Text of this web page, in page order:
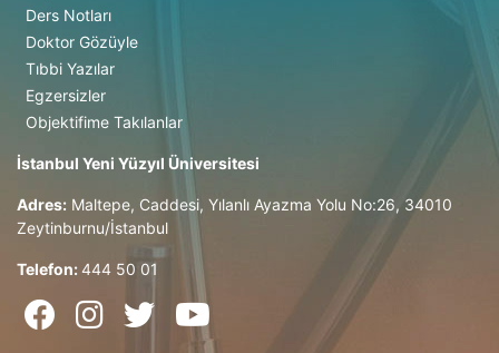
Ders Notları
Doktor Gözüyle
Tıbbi Yazılar
Egzersizler
Objektifime Takılanlar
İstanbul Yeni Yüzyıl Üniversitesi
Adres: Maltepe, Caddesi, Yılanlı Ayazma Yolu No:26, 34010
Zeytinburnu/İstanbul
Telefon:444 50 01